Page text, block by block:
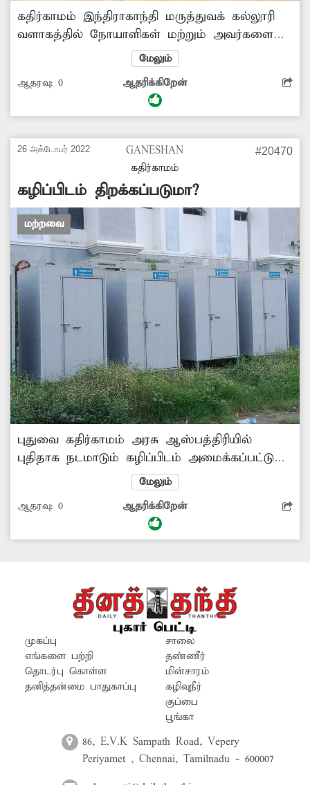
கதிர்காமம் இந்திராகாந்தி மருத்துவக் கல்லூரி
வளாகத்தில் நோயாளிகள் மற்றும் அவர்களை
பார்க்கும் உறவினர்கள் தங்களது இருசக்கர
வாகனங்களை திறந்த வெளியில் நிறுத்தி
வைக்கின்றனர். போதிய மேற்கூரை ஏதும்
இல்லாததால், அவ்வாகனங்கள் வெயில் மற்றும்
நடவடிக்கை எடுக்கப்படுமா?
மேலும்
ஆதரவு: 0 ஆதரிக்கிறேன்
26 அக்டோபர் 2022
GANESHAN
கதிர்காமம்
#20470
கழிப்பிடம் திறக்கப்படுமா?
மற்றவை
புதுவை கதிர்காமம் அரசு ஆஸ்பத்திரியில்
புதிதாக நடமாடும் கழிப்பிடம் அமைக்கப்பட்டு
உள்ளது. இந்த கழிப்பிடம் மக்கள்
பயன்பாட்டிற்கு வராமல் மூடியே கிடக்கிறது.
இதனை திறந்து மக்கள் பயன்பாட்டிற்கு
கொண்டு வரவேண்டும்.
மேலும்
ஆதரவு: 0 ஆதரிக்கிறேன்
முகப்பு
எங்களை பற்றி
தொடர்பு கொள்ள
தனித்தன்மை பாதுகாப்பு
சாலை
தண்ணீர்
மின்சாரம்
கழிவுநீர்
குப்பை
பூங்கா
86, E.V.K Sampath Road, Vepery
Periyamet , Chennai, Tamilnadu - 600007